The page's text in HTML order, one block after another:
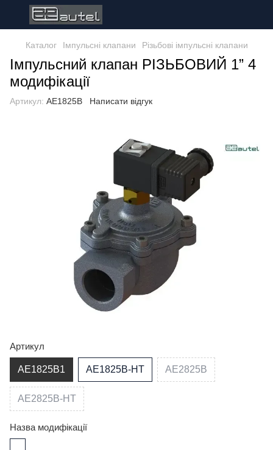
Каталог Імпульсні клапани Різьбові імпульсні клапани
Імпульсний клапан РІЗЬБОВИЙ 1” 4
модифікації
Артикул: AE1825B Написати відгук
Артикул
AE1825B1 AE1825B-HT AE2825B
AE2825B-HT
Назва модифікації